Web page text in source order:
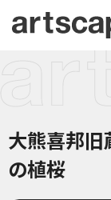
大熊喜邦
の植桜